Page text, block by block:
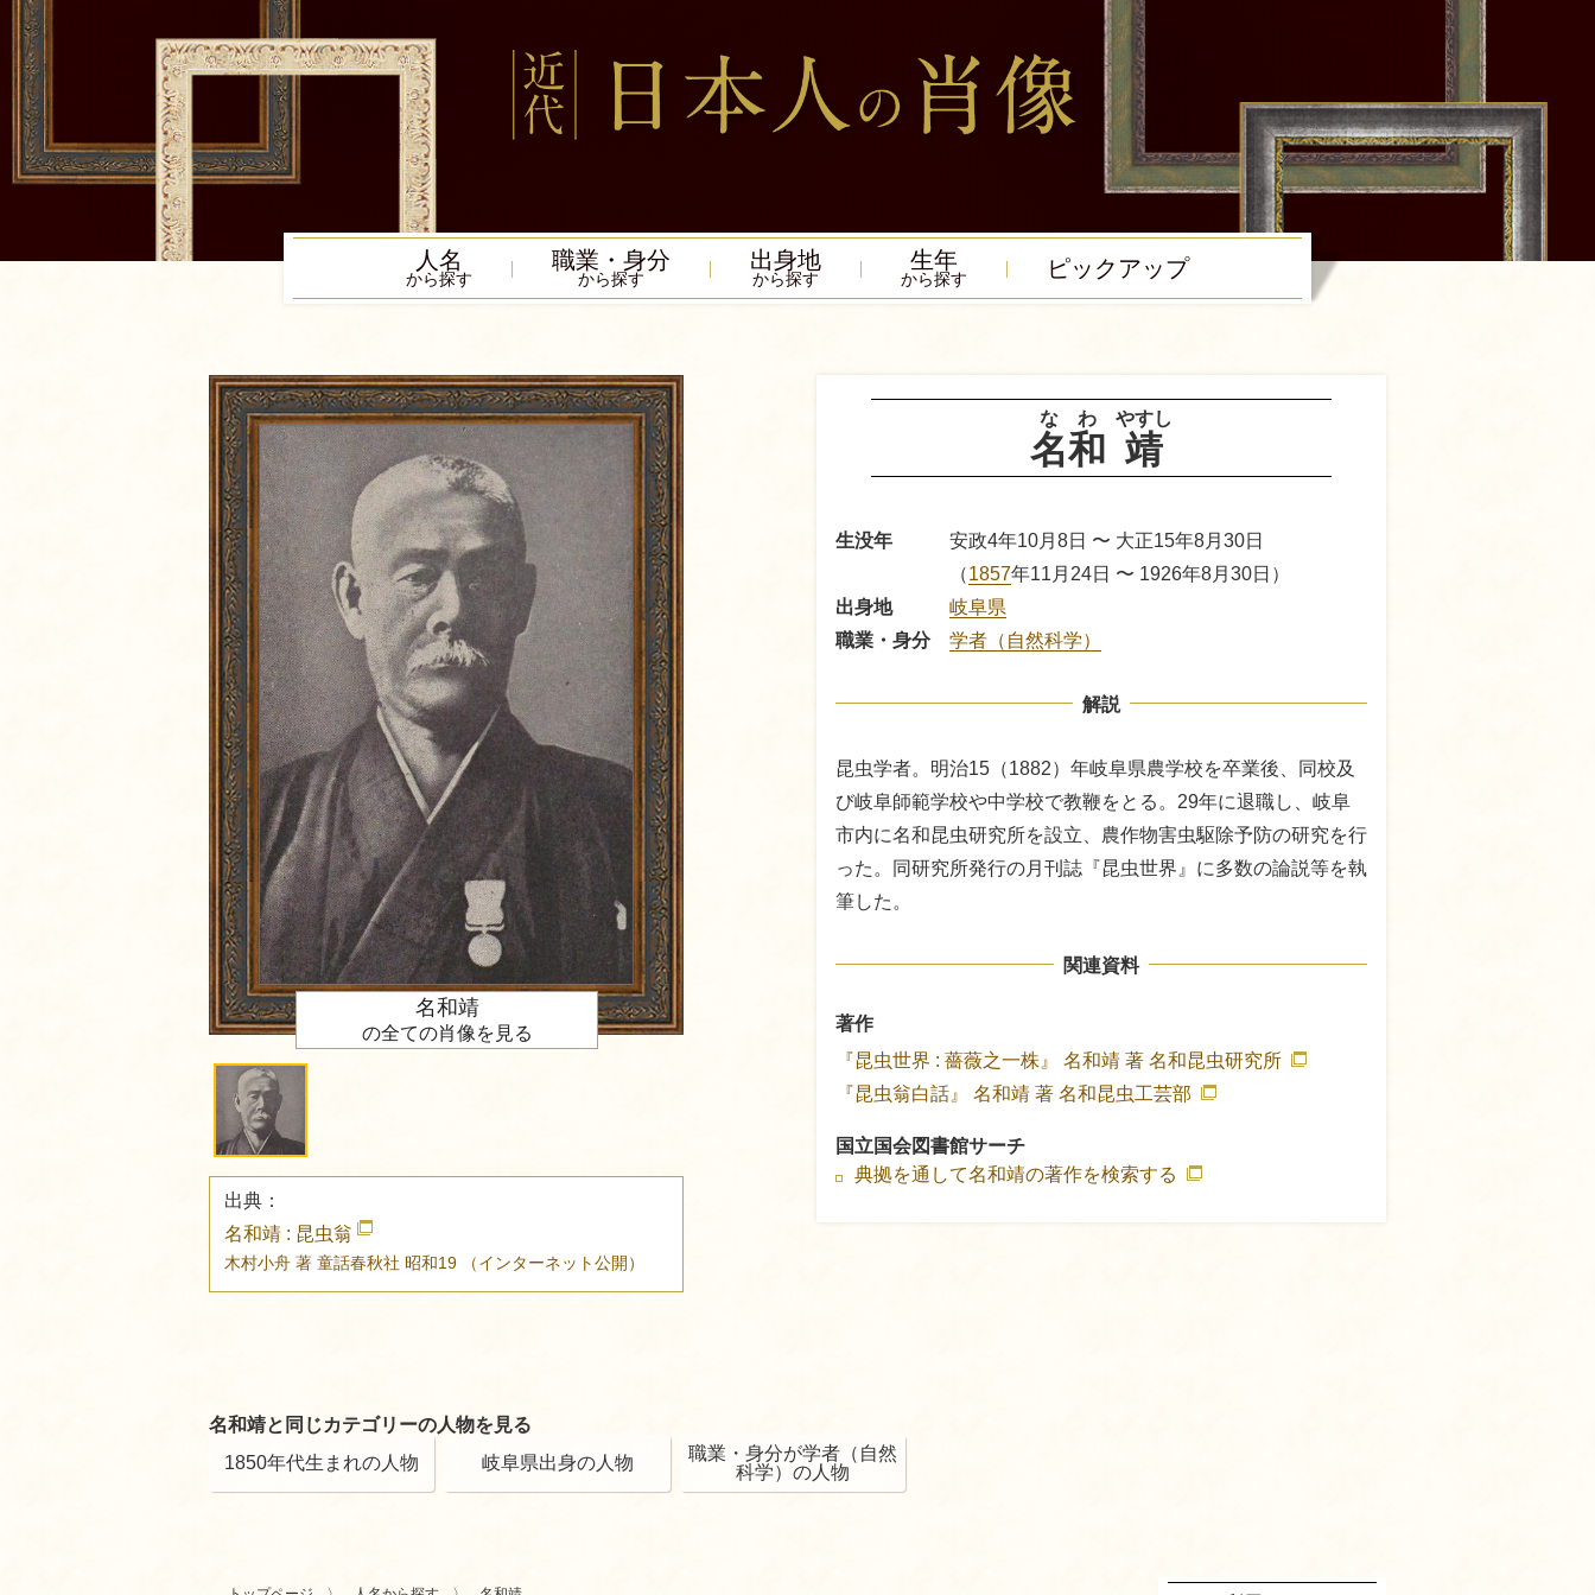
人名
から探す
職業・身分
から探す
出身地
から探す
生年
から探す ピック アップ
名和
なわ
靖
やすし
生没年
安政4年10月8日 〜 大正15年8月30日
（1857年11月24日 〜 1926年8月30日）
出身地
岐阜県
職業・身分
学者（自然科学）
解説
昆虫学者。明治15（1882）年岐阜県農学校を卒業後、同校及
び岐阜師範学校や中学校で教鞭をとる。29年に退職し、岐阜
市内に名和昆虫研究所を設立、農作物害虫駆除予防の研究を行
った。同研究所発行の月刊誌『昆虫世界』に多数の論説等を執
筆した。
関連資料
著作
『昆虫世界 : 薔薇之一株』
名和靖 著 名和昆虫研究所
『昆虫翁白話』
名和靖 著 名和昆虫工芸部
国立国会図書館サーチ
典拠を通して名和靖の著作を検索する
名和靖
の全ての肖像を見る
出典：
名和靖 : 昆虫翁
木村小舟 著 童話春秋社 昭和19 （インターネット公開）
名和靖と同じカテゴリーの人物を見る
1850年代生まれの人物
岐阜県出身の人物
職業・身分が学者（自然
科学）の人物